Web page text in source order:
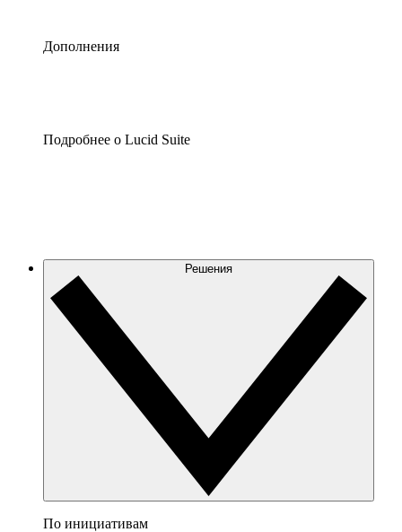
Дополнения
Подробнее о Lucid Suite
Решения
По инициативам